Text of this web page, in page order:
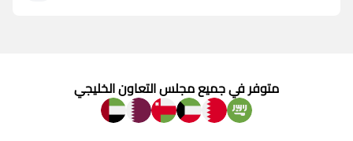
متوفر في جميع مجلس التعاون الخليجي